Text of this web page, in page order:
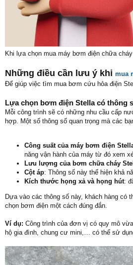
Khi lựa chọn mua máy bơm điện chữa
Những điều cần lưu ý khi mua
Để giúp việc tìm mua bơm cứu hỏa điện
Lựa chọn bơm điện Stella có thông
Mỗi công trình sẽ có những nhu cầu cấp
hợp. Một số thông số quan trọng mà các
Công suất của máy bơm điện
năng vận hành của máy từ đó xem
Lưu lượng của bơm chữa cháy
Cột áp: Thông số này thể hiện khả
Kích thước họng xả và họng hút:
Dựa vào các thông số này, khách hàng có
chọn bơm điện một cách đúng đắn.
Ví dụ: Công trình của đơn vị có quy mô
hộ gia đình, chung cư mini,… có thể sử